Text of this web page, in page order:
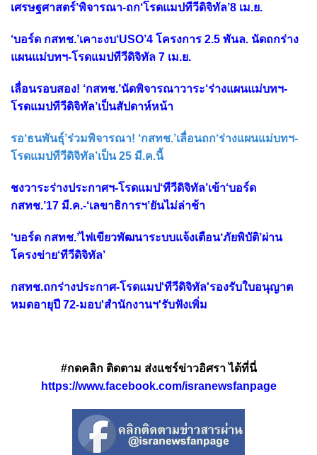
เศรษฐศาสตร์’พิจารณา-ถก‘โรดแมปทีวีดิจิทัล’8 เม.ย.
‘บอร์ด กสทช.’เคาะงบ‘USO’4 โครงการ 2.5 พันล. นัดถกร่าง
แผนแม่บทฯ-โรดแมปทีวีดิจิทัล 7 เม.ย.
เลื่อนรอบสอง! ‘กสทช.’นัดพิจารณาวาระ‘ร่างแผนแม่บทฯ-
โรดแมปทีวีดิจิทัล’เป็นสัปดาห์หน้า
รอ‘ธนพันธุ์’ร่วมพิจารณา! ‘กสทช.’เลื่อนถก‘ร่างแผนแม่บทฯ-
โรดแมปทีวีดิจิทัล’เป็น 25 มี.ค.นี้
ชงวาระร่างประกาศฯ-โรดแมป‘ทีวีดิจิทัล’เข้า‘บอร์ด
กสทช.’17 มี.ค.-‘เลขาธิการฯ’ยันไม่ล่าช้า
‘บอร์ด กสทช.’ไฟเขียวพัฒนาระบบแจ้งเตือน‘ภัยพิบัติ’ผ่าน
โครงข่าย‘ทีวีดิจิทัล’
กสทช.ถกร่างประกาศ-โรดแมป'ทีวีดิจิทัล'รองรับใบอนุญาต
หมดอายุปี 72-มอบ'สำนักงานฯ'รับฟังเพิ่ม
#กดคลิก ติดตาม ส่งแชร์ข่าวอิศรา ได้ที่นี่
https://www.facebook.com/isranewsfanpage